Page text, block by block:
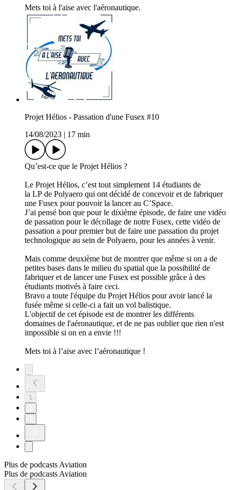
Mets toi à l'aise avec l'aéronautique.
Projet Hélios - Passation d'une Fusex #10
14/08/2023
17 min
Qu’est-ce que le Projet Hélios ?
Le Projet Hélios, c’est tout simplement 14 étudiants de
la LP de Polyaero qui ont décidé de concevoir et de fabriquer
une Fusex pour pouvoir la lancer au C’Space.
J’ai pensé bon que pour le dixième épisode, de faire une vidéo
de passation pour le décollage de notre Fusex, cette vidéo de
passation a pour premier but de faire une passation du projet
technologique au sein de Polyaero, pour les années à venir.
Mais comme deuxième but de montrer que même si on a de
petites bases dans le milieu du spatial que la possibilité de
fabriquer et de lancer une Fusex est possible grâce à des
étudiants motivés à faire ceci.
Bravo a toute l'équipe du Projet Hélios pour avoir lancé la
fusée même si celle-ci a fait un vol balistique.
L'objectif de cet épisode est de montrer les différents
domaines de l'aéronautique, et de ne pas oublier que rien n'est
impossible si on en a envie !!!
Mets toi à l’aise avec l’aéronautique !
1
Plus de podcasts Aviation
Plus de podcasts Aviation